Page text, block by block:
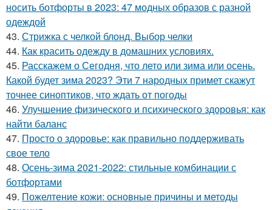
носить ботфорты в 2023: 47 модных образов с разной
одеждой
43. Стрижка с челкой блонд. Выбор челки
44. Как красить одежду в домашних условиях.
45. Расскажем о Сегодня, что лето или зима или осень.
Какой будет зима 2023? Эти 7 народных примет скажут
точнее синоптиков, что ждать от погоды
46. Улучшение физического и психического здоровья: как
найти баланс
47. Просто о здоровье: как правильно поддерживать
свое тело
48. Осень-зима 2021-2022: стильные комбинации с
ботфортами
49. Пожелтение кожи: основные причины и методы